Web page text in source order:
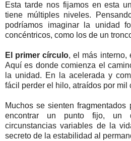
Esta tarde nos fijamos en esta
tiene múltiples niveles.
podríamos imaginar la unidad
concéntricos, como los de un
El primer círculo, el más interno,
Aquí es donde comienza el
la unidad. En la acelerada y
fácil perder el hilo, atraídos por mil
Muchos se sienten
encontrar un punto fijo, un
circunstancias variables de la
secreto de la estabilidad al